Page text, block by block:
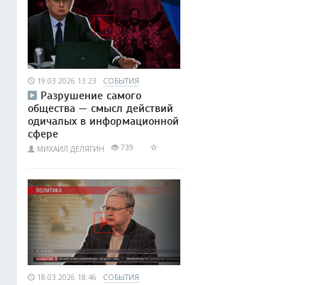
19.03.2026 13:23 СОБЫТИЯ
Разрушение самого
общества — смысл действий
одичалых в информационной
сфере
МИХАИЛ ДЕЛЯГИН 739
18.03.2026 18:46 СОБЫТИЯ